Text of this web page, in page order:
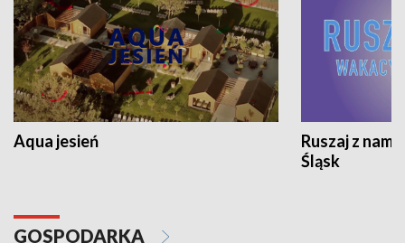
Aqua jesień
Ruszaj z
Śląsk
GOSPODARKA